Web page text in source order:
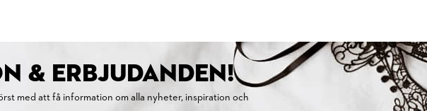
& ERBJUDANDEN!
med att få information om alla nyheter, inspiration och